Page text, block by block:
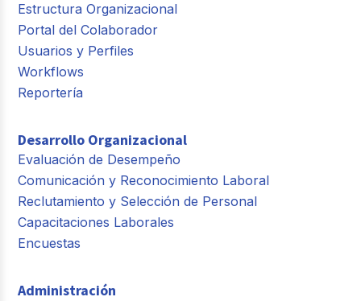
Estructura Organizacional
Portal del Colaborador
Usuarios y Perfiles
Workflows
Reportería
Desarrollo Organizacional
Evaluación de Desempeño
Comunicación y Reconocimiento Laboral
Reclutamiento y Selección de Personal
Capacitaciones Laborales
Encuestas
Administración